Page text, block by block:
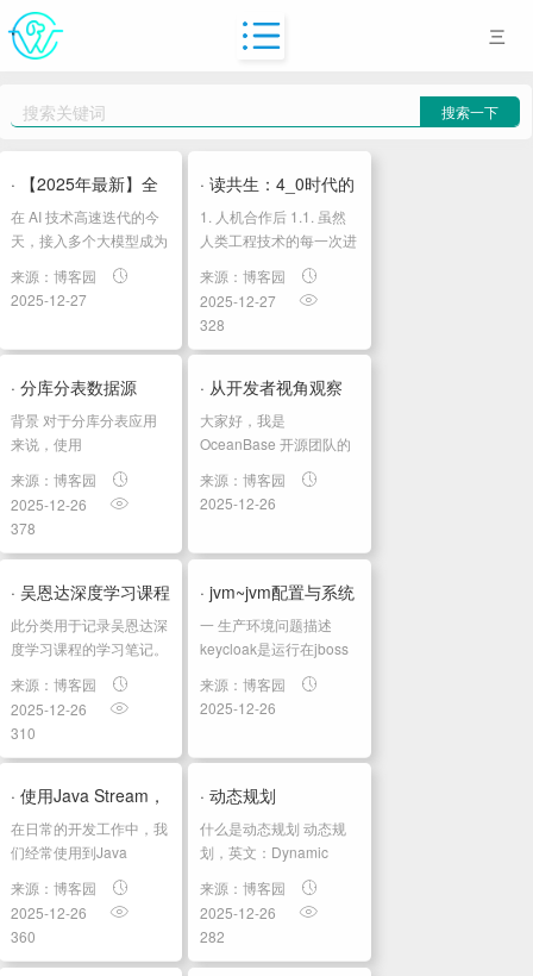
代
erlo
动
态
技
术
栈
PHP
python
Jquery
SEO
Java
IOS
linux
小
程
序
人
工
搜索一下
· 【2025年最新】全
面解析 poloapi.top...
在 AI 技术高速迭代的今
天，接入多个大模型成为
技术产品的重要能力，无
论是构建智能客服、生成
式内容中台，还是开发自
GPT、Claude、
Gemini、其他语言或多
来源：博客园
2025-12-27
· 读共生：4_0时代的
人机关系02人机合作
后
1. 人机合作后 1.1. 虽然
人类工程技术的每一次进
步都需要解决难度更大的
问题，但渴望解决问题的
精神始终推动着人类不断
创新 1.1.1. 目标一如既往
地不是取代人...
来源：博客园
2025-12-27
328
· 分库分表数据源
ShardingSphereData...
背景 对于分库分表应用
来说，使用
是一个不错...
来源：博客园
2025-12-26
378
· 从开发者视角观察
OceanBase 开源的
AI...
大家好，我是
OceanBase 开源团队的
一名研发同学，最近一年
紧跟公司的 DATA X AI 战
略在做相关的研发工作，
视角和大家聊一聊我眼中
的 OceanBase 在近期
来源：博客园
2025-12-26
· 吴恩达深度学习课程
四：计算机视觉 第三
周：检测算法...
此分类用于记录吴恩达深
度学习课程的学习笔记。
课程相关信息链接如下：
原课程视频链接：[双语
字幕]吴恩达深度学习
deeplearning.ai github
课程资料，含课件与笔
记:吴恩达深度学习教...
来源：博客园
2025-12-26
310
· jvm~jvm配置与系统
配置的关系
一 生产环境问题描述
keycloak是运行在jboss
上面，并且部署到了容器
里，在k8s上面进行编
排，现在遇到gc在某个时
CPU接近100%，容器导
致存活探针失败，容器最
来源：博客园
2025-12-26
· 使用Java Stream，
将集合转换为一对一
Ma...
在日常的开发工作中，我
们经常使用到Java
Stream，特别是Stream
API中提供的
Collectors.toList()收集
器， 但有些场景下，我
们需要将集合转换为
来源：博客园
2025-12-26
360
· 动态规划
什么是动态规划 动态规
划，英文：Dynamic
Programming，简称
DP，如果某一问题有很
多重叠子问题，使用动态
规划是最有效的。 所以
动态规划中每一个状态一
来源：博客园
2025-12-26
282